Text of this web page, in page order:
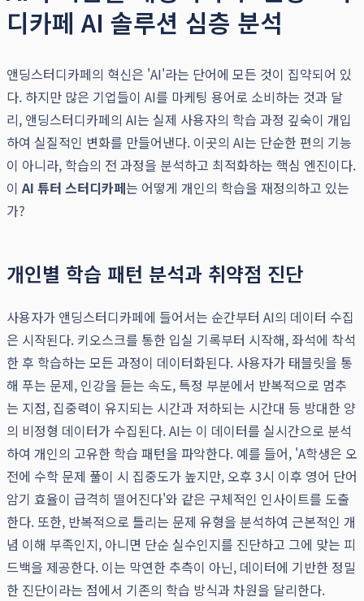
디카페 AI 솔루션 심층 분석
앤딩스터디카페의 혁신은 'AI'라는 단어에 모든 것이 집약되어 있
다. 하지만 많은 기업들이 AI를 마케팅 용어로 소비하는 것과 달
리, 앤딩스터디카페의 AI는 실제 사용자의 학습 과정 깊숙이 개입
하여 실질적인 변화를 만들어낸다. 이곳의 AI는 단순한 편의 기능
이 아니라, 학습의 전 과정을 분석하고 최적화하는 핵심 엔진이다.
이AI 튜터 스터디카페는 어떻게 개인의 학습을 재정의하고 있는
가?
개인별 학습 패턴 분석과 취약점 진단
사용자가 앤딩스터디카페에 들어서는 순간부터 AI의 데이터 수집
은 시작된다. 키오스크를 통한 입실 기록부터 시작해, 좌석에 착석
한 후 학습하는 모든 과정이 데이터화된다. 사용자가 태블릿을 통
해 푸는 문제, 인강을 듣는 속도, 특정 부분에서 반복적으로 멈추
는 지점, 집중력이 유지되는 시간과 저하되는 시간대 등 방대한 양
의 비정형 데이터가 수집된다. AI는 이 데이터를 실시간으로 분석
하여 개인의 고유한 학습 패턴을 파악한다. 예를 들어, 'A학생은 오
전에 수학 문제 풀이 시 집중도가 높지만, 오후 3시 이후 영어 단어
암기 효율이 급격히 떨어진다'와 같은 구체적인 인사이트를 도출
한다. 또한, 반복적으로 틀리는 문제 유형을 분석하여 근본적인 개
념 이해 부족인지, 아니면 단순 실수인지를 진단하고 그에 맞는 피
드백을 제공한다. 이는 막연한 추측이 아닌, 데이터에 기반한 정밀
한 진단이라는 점에서 기존의 학습 방식과 차원을 달리한다.